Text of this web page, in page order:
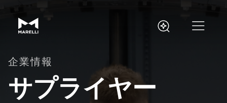
企業情報
サプライヤー